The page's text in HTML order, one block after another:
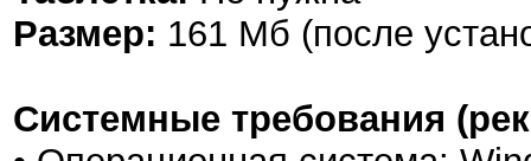
Размер: 161 Мб (после
Системные требования